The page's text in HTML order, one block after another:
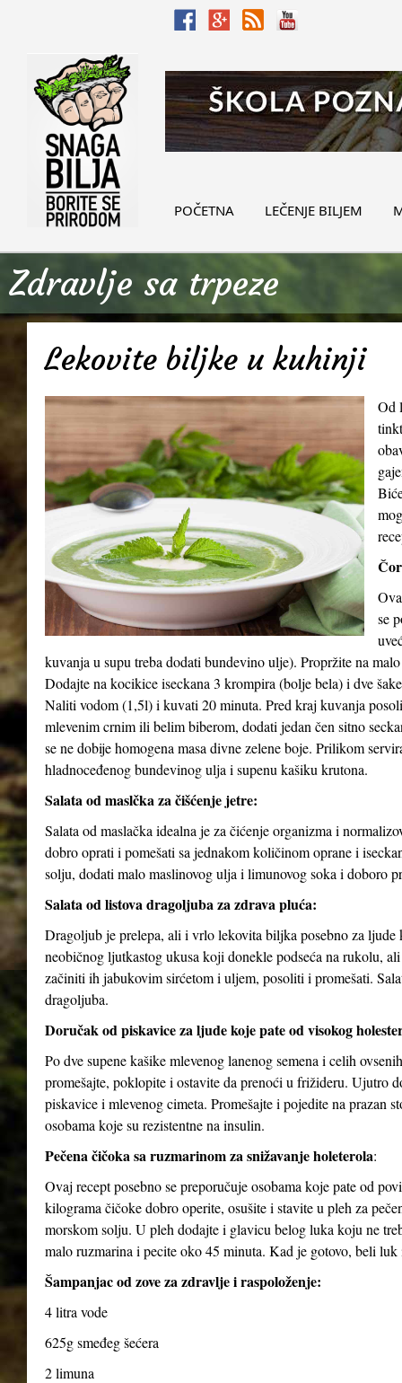
POČETNA LEČENJE BILJEM
Zdravlje sa trpeze
Lekovite biljke u kuhinji
Od
se
kuvanja u supu treba dodati bundevino ulje). Propržite na
Dodajte na kocikice iseckana 3 krompira (bolje bela) i dve
Naliti vodom (1,5l) i kuvati 20 minuta. Pred kraj kuvanja
mlevenim crnim ili belim biberom, dodati jedan čen sitno
se ne dobije homogena masa divne zelene boje. Prilikom
hladnoceđenog bundevinog ulja i supenu kašiku krutona.
Salata od maslčka za čišćenje jetre:
Salata od maslačka idealna je za čićenje organizma i
dobro oprati i pomešati sa jednakom količinom oprane i
solju, dodati malo maslinovog ulja i limunovog soka i doboro
Salata od listova dragoljuba za zdrava pluća:
Dragoljub je prelepa, ali i vrlo lekovita biljka posebno za
neobičnog ljutkastog ukusa koji donekle podseća na rukolu,
začiniti ih jabukovim sirćetom i uljem, posoliti i promešati.
dragoljuba.
Doručak od piskavice za ljude koje pate od visokog
Po dve supene kašike mlevenog lanenog semena i celih
promešajte, poklopite i ostavite da prenoći u frižideru. Ujutro
piskavice i mlevenog cimeta. Promešajte i pojedite na prazan
osobama koje su rezistentne na insulin.
Pečena čičoka sa ruzmarinom za snižavanje holeterola:
Ovaj recept posebno se preporučuje osobama koje pate od
kilograma čičoke dobro operite, osušite i stavite u pleh za
morskom solju. U pleh dodajte i glavicu belog luka koju ne
malo ruzmarina i pecite oko 45 minuta. Kad je gotovo, beli
Šampanjac od zove za zdravlje i raspoloženje:
4 litra vode
625g smeđeg šećera
2 limuna